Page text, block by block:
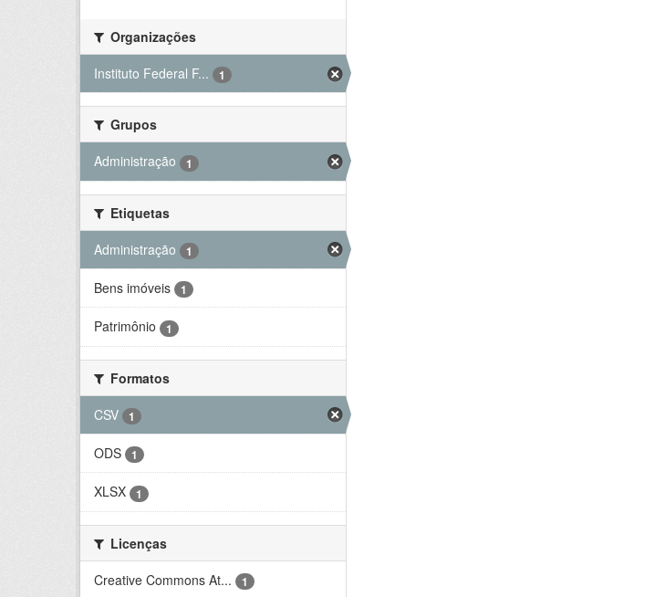
Organizações
Instituto Federal F...
1
Grupos
Administração
1
Etiquetas
Administração
1
Bens imóveis 1
Patrimônio 1
Formatos
CSV
1
ODS 1
XLSX 1
Licenças
Creative Commons At...
1